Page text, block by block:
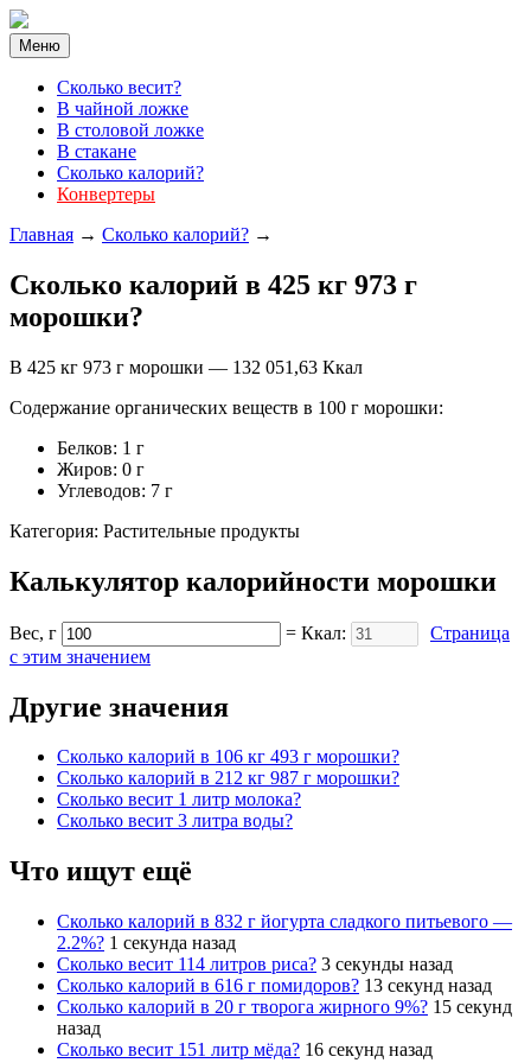
Меню
Cколько весит?
В чайной ложке
В столовой ложке
В стакане
Сколько калорий?
Конвертеры
Главная → Cколько калорий? →
Cколько калорий в 425 кг 973 г
морошки?
В 425 кг 973 г морошки — 132 051,63 Ккал
Содержание органических веществ в 100 г морошки:
Белков: 1 г
Жиров: 0 г
Углеводов: 7 г
Категория: Растительные продукты
Калькулятор калорийности морошки
Вес, г = Ккал:
Страница
с этим значением
Другие значения
Cколько калорий в 106 кг 493 г морошки?
Cколько калорий в 212 кг 987 г морошки?
Cколько весит 1 литр молока?
Cколько весит 3 литра воды?
Что ищут ещё
Cколько калорий в 832 г йогурта сладкого питьевого —
2.2%? 1 секунда назад
Cколько весит 114 литров риса? 3 секунды назад
Cколько калорий в 616 г помидоров? 13 секунд назад
Cколько калорий в 20 г творога жирного 9%? 15 секунд
назад
Cколько весит 151 литр мёда? 16 секунд назад